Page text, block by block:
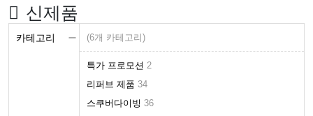
신제품
카테고리 (6개 카테고리)
특가 프로모션 2
리퍼브 제품 34
스쿠버다이빙 36